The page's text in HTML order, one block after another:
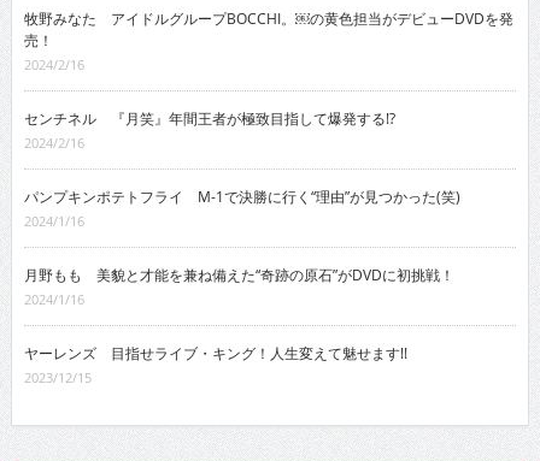
牧野みなた アイドルグループBOCCHI。￼の黄色担当がデビューDVDを発
売！
2024/2/16
センチネル 『月笑』年間王者が極致目指して爆発する!?
2024/2/16
パンプキンポテトフライ M-1で決勝に行く“理由”が見つかった(笑)
2024/1/16
月野もも 美貌と才能を兼ね備えた“奇跡の原石”がDVDに初挑戦！
2024/1/16
ヤーレンズ 目指せライブ・キング！人生変えて魅せます!!
2023/12/15